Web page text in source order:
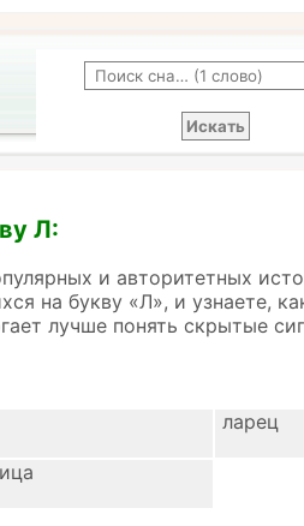
Л:
и авторитетных
на букву «Л», и узнаете,
лучше понять скрытые
ларец